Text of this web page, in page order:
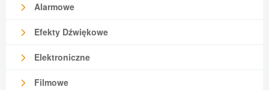
Alarmowe
Efekty Dźwiękowe
Elektroniczne
Filmowe